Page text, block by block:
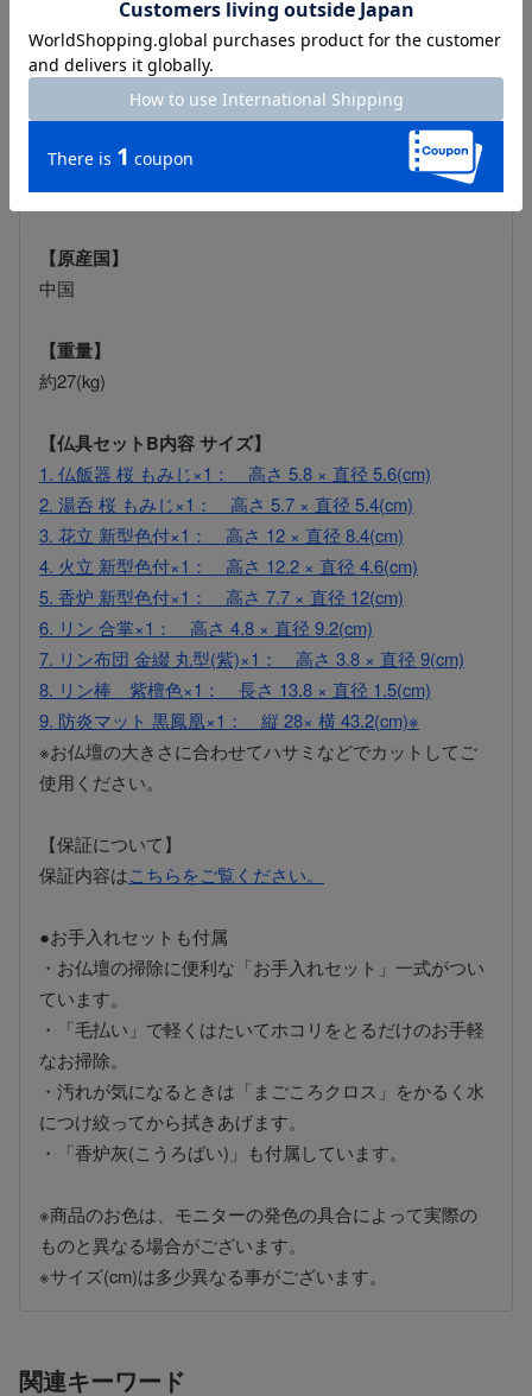
木地主芯材／木質繊維板
表面仕上げ／セルロースラッカー仕上げ
台輪／楡厚板貼り
戸板／楡薄板貼り
【原産国】
中国
【重量】
約27(kg)
【仏具セットB内容 サイズ】
1. 仏飯器 桜 もみじ×1： 高さ 5.8 × 直径 5.6(cm)
2. 湯呑 桜 もみじ×1： 高さ 5.7 × 直径 5.4(cm)
3. 花立 新型色付×1： 高さ 12 × 直径 8.4(cm)
4. 火立 新型色付×1： 高さ 12.2 × 直径 4.6(cm)
5. 香炉 新型色付×1： 高さ 7.7 × 直径 12(cm)
6. リン 合掌×1： 高さ 4.8 × 直径 9.2(cm)
7. リン布団 金綴 丸型(紫)×1： 高さ 3.8 × 直径 9(cm)
8. リン棒 紫檀色×1： 長さ 13.8 × 直径 1.5(cm)
9. 防炎マット 黒鳳凰×1： 縦 28× 横 43.2(cm)※
※お仏壇の大きさに合わせてハサミなどでカットしてご
使用ください。
【保証について】
保証内容はこちらをご覧ください。
●お手入れセットも付属
・お仏壇の掃除に便利な「お手入れセット」一式がつい
ています。
・「毛払い」で軽くはたいてホコリをとるだけのお手軽
なお掃除。
・汚れが気になるときは「まごころクロス」をかるく水
につけ絞ってから拭きあげます。
・「香炉灰(こうろばい)」も付属しています。
※商品のお色は、モニターの発色の具合によって実際の
ものと異なる場合がございます。
※サイズ(cm)は多少異なる事がございます。
関連キーワード